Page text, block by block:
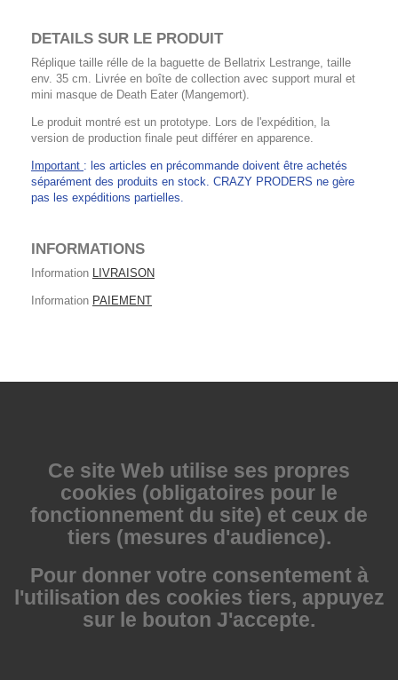
DETAILS SUR LE PRODUIT
Réplique taille rélle de la baguette de Bellatrix Lestrange, taille
env. 35 cm. Livrée en boîte de collection avec support mural et
mini masque de Death Eater (Mangemort).
Le produit montré est un prototype. Lors de l'expédition, la
version de production finale peut différer en apparence.
Important : les articles en précommande doivent être achetés
séparément des produits en stock. CRAZY PRODERS ne gère
pas les expéditions partielles.
INFORMATIONS
Information LIVRAISON
Information PAIEMENT
Ce site Web utilise ses propres
cookies (obligatoires pour le
fonctionnement du site) et ceux de
tiers (mesures d'audience).
Pour donner votre consentement à
l'utilisation des cookies tiers, appuyez
sur le bouton J'accepte.